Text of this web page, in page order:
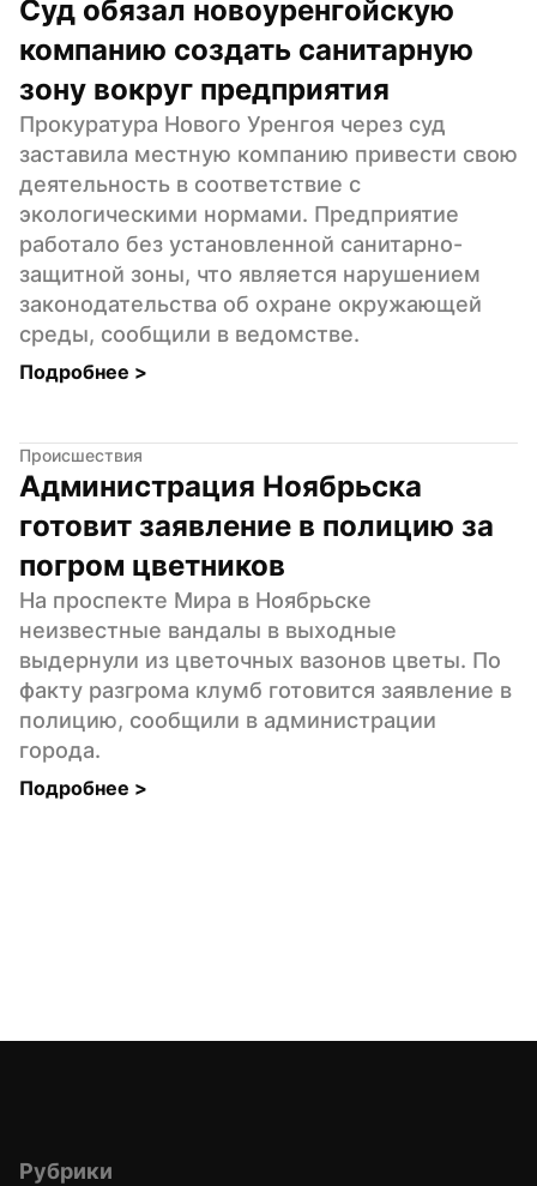
Суд обязал новоуренгойскую
компанию создать санитарную
зону вокруг предприятия
Прокуратура Нового Уренгоя через суд
заставила местную компанию привести свою
деятельность в соответствие с
экологическими нормами. Предприятие
работало без установленной санитарно-
защитной зоны, что является нарушением
законодательства об охране окружающей
среды, сообщили в ведомстве.
Подробнее >
Происшествия
Администрация Ноябрьска
готовит заявление в полицию за
погром цветников
На проспекте Мира в Ноябрьске
неизвестные вандалы в выходные
выдернули из цветочных вазонов цветы. По
факту разгрома клумб готовится заявление в
полицию, сообщили в администрации
города.
Подробнее >
Рубрики